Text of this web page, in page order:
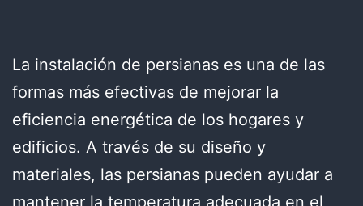
La instalación de persianas es una de las
formas más efectivas de mejorar la
eficiencia energética de los hogares y
edificios. A través de su diseño y
materiales, las persianas pueden ayudar a